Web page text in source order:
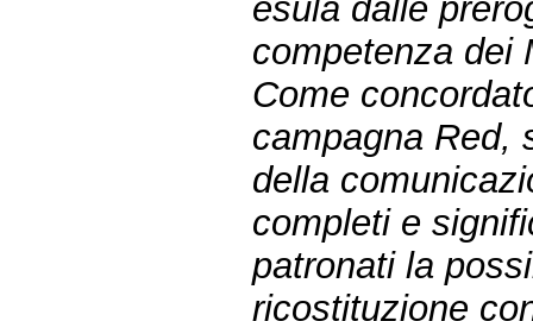
esula dalle
competenza dei
Come
campagna Red,
della
completi e
patronati la
ricostituzione